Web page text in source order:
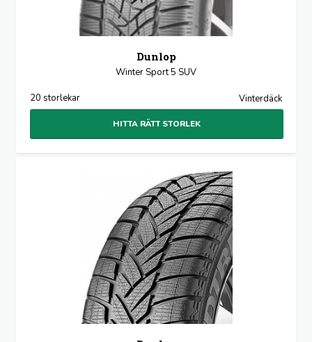
Dunlop
Winter Sport 5 SUV
20 storlekar Vinterdäck
HITTA RÄTT STORLEK